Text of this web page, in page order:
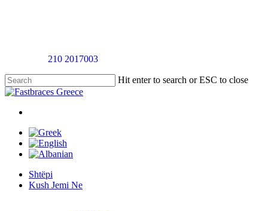
210 2017003
Hit enter to search or ESC to close
Close
Menu
Menu
Shtëpi
Kush Jemi Ne